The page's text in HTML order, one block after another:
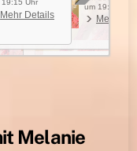
Melanie